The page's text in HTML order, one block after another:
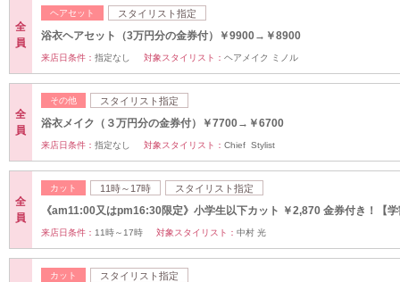
全
員
ヘアセット スタイリスト指定
浴衣ヘアセット（3万円分の金券付）￥9900→￥8900
来店日条件： 指定なし 対象スタイリスト： ヘアメイク ミノル
全
員
その他 スタイリスト指定
浴衣メイク（３万円分の金券付）￥7700→￥6700
来店日条件： 指定なし 対象スタイリスト： Chief Stylist
全
員
カット 11時～17時 スタイリスト指定
《am11:00又はpm16:30限定》小学生以下カット ￥2,870 金券付き！【
来店日条件： 11時～17時 対象スタイリスト： 中村 光
カット スタイリスト指定